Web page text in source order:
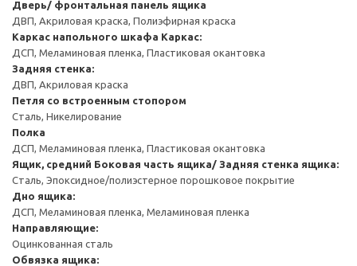
Дверь/ фронтальная панель ящика
ДВП, Акриловая краска, Полиэфирная краска
Каркас напольного шкафа Каркас:
ДСП, Меламиновая пленка, Пластиковая окантовка
Задняя стенка:
ДВП, Акриловая краска
Петля со встроенным стопором
Сталь, Никелирование
Полка
ДСП, Меламиновая пленка, Пластиковая окантовка
Ящик, средний Боковая часть ящика/ Задняя стенка ящика:
Сталь, Эпоксидное/полиэстерное порошковое покрытие
Дно ящика:
ДСП, Меламиновая пленка, Меламиновая пленка
Направляющие:
Оцинкованная сталь
Обвязка ящика: